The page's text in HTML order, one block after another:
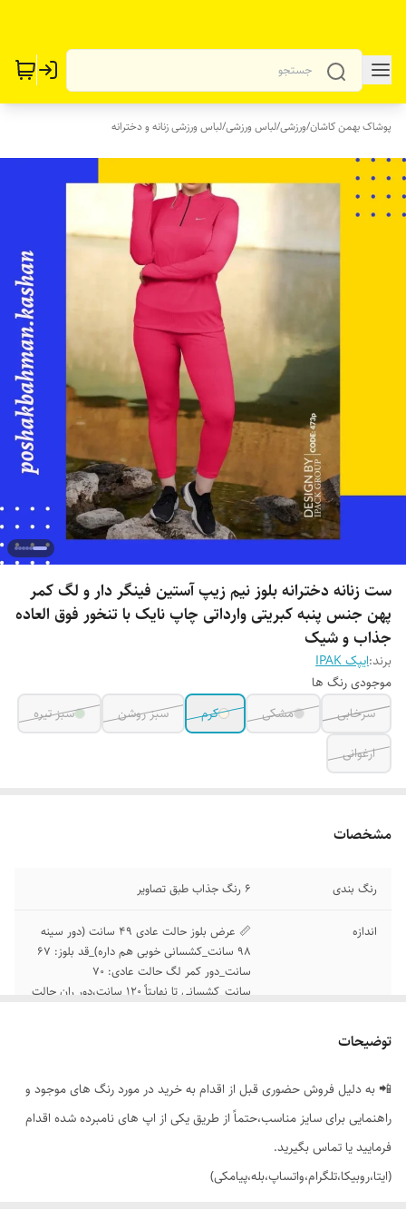
پوشاک بهمن کاشان/ورزشی/لباس ورزشی/لباس ورزشی زنانه و دخترانه
ست زنانه دخترانه بلوز نیم زیپ آستین فینگر دار و لگ کمر
پهن جنس پنبه کبریتی وارداتی چاپ نایک با تنخور فوق العاده
جذاب و شیک
برند:ایپک IPAK
موجودی رنگ ها
سرخابی
مشکی کرم سبز روشن
سبز تیره
ارغوانی
مشخصات
رنگ بندی 6 رنگ جذاب طبق تصاویر
اندازه
📏 عرض بلوز حالت عادی 49 سانت (دور سینه
98 سانت_کشسانی خوبی هم داره)_قد بلوز: 67
سانت_دور کمر لگ حالت عادی: 70
سانت_کشسانی تا نهایتاً 120 سانت،دور ران حالت
توضیحات
📲 به دلیل فروش حضوری قبل از اقدام به خرید در مورد رنگ های موجود و
راهنمایی برای سایز مناسب،حتماً از طریق یکی از اپ های نامبرده شده اقدام
فرمایید یا تماس بگیرید.
(ایتا،روبیکا،تلگرام،واتساپ،بله،پیامکی)